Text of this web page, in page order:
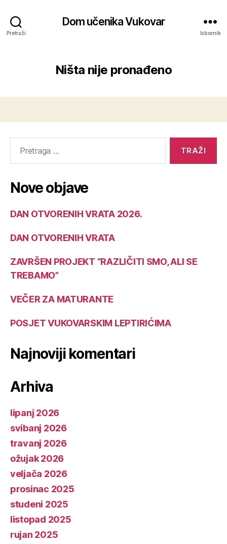
Pretraži
Dom učenika Vukovar
Izbornik
Ništa nije pronađeno
Nove objave
DAN OTVORENIH VRATA 2026.
DAN OTVORENIH VRATA
ZAVRŠEN PROJEKT “RAZLIČITI SMO, ALI SE
TREBAMO”
VEČER ZA MATURANTE
POSJET VUKOVARSKIM LEPTIRIĆIMA
Najnoviji komentari
Arhiva
lipanj 2026
svibanj 2026
travanj 2026
ožujak 2026
veljača 2026
prosinac 2025
studeni 2025
listopad 2025
rujan 2025